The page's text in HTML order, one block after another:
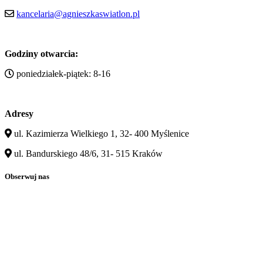
kancelaria@agnieszkaswiatlon.pl
Godziny otwarcia:
poniedziałek-piątek: 8-16
Adresy
ul. Kazimierza Wielkiego 1, 32- 400 Myślenice
ul. Bandurskiego 48/6, 31- 515 Kraków
Obserwuj nas